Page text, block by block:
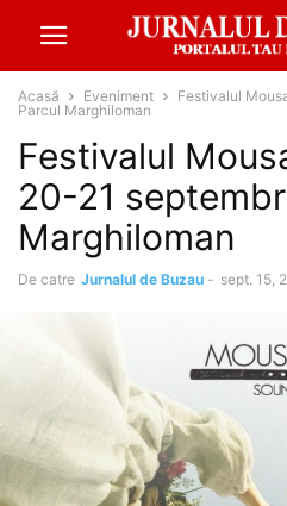
Acasă Eveniment
Festivalul
Parcul Marghiloman
Festivalul
20-21
Marghiloman
De catre Jurnalul de Buzau - sept. 15,